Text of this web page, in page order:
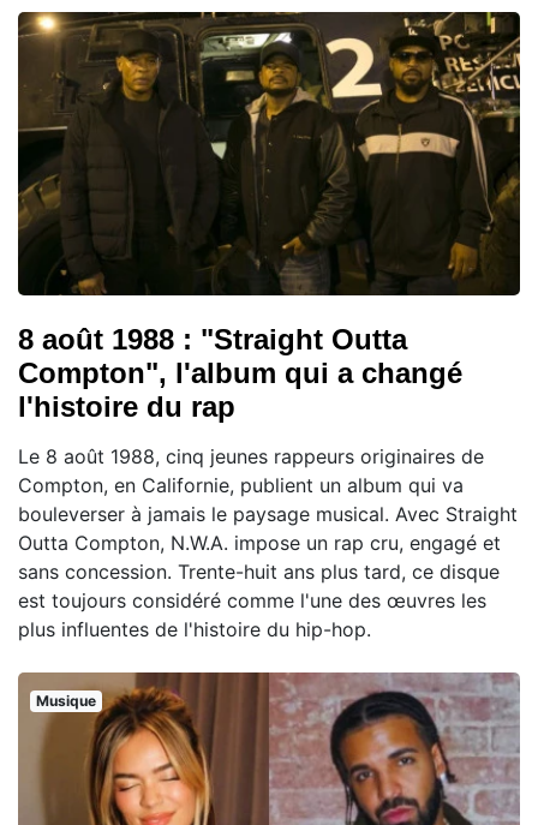
8 août 1988 : "Straight Outta
Compton", l'album qui a changé
l'histoire du rap
Le 8 août 1988, cinq jeunes rappeurs originaires de
Compton, en Californie, publient un album qui va
bouleverser à jamais le paysage musical. Avec Straight
Outta Compton, N.W.A. impose un rap cru, engagé et
sans concession. Trente-huit ans plus tard, ce disque
est toujours considéré comme l'une des œuvres les
plus influentes de l'histoire du hip-hop.
Musique